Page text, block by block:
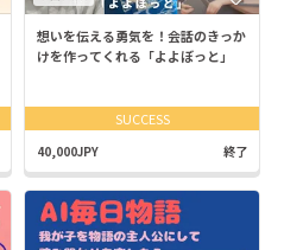
想いを伝える勇気を！会話のきっか
けを作ってくれる「よよぼっと」
SUCCESS
40,000JPY 終了